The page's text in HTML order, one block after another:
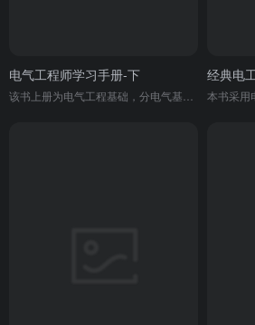
电气工程师学习手册-下 经典电